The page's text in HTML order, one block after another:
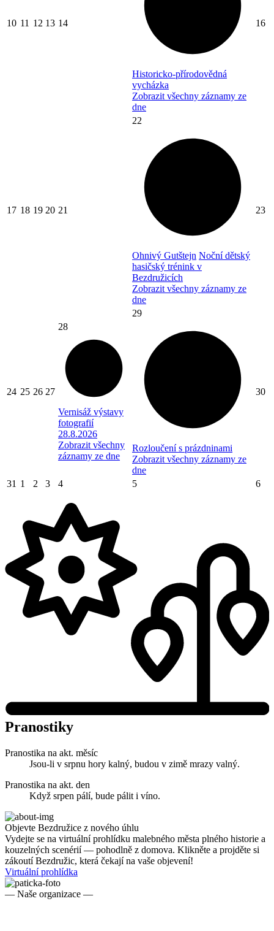
10 11 12 13 14
Historicko-přírodovědná
vycházka
Zobrazit všechny záznamy ze
dne
16
17 18 19 20 21
22
Ohnivý Gutštejn Noční dětský
hasičský trénink v
Bezdružicích
Zobrazit všechny záznamy ze
dne
23
24 25 26 27
28
Vernisáž výstavy
fotografií
28.8.2026
Zobrazit všechny
záznamy ze dne
29
Rozloučení s prázdninami
Zobrazit všechny záznamy ze
dne
30
31 1 2 3 4 5 6
Pranostiky
Pranostika na akt. měsíc
Jsou-li v srpnu hory kalný, budou v zimě mrazy valný.
Pranostika na akt. den
Když srpen pálí, bude pálit i víno.
Objevte Bezdružice z nového úhlu
Vydejte se na virtuální prohlídku malebného města plného historie a
kouzelných scenérií — pohodlně z domova. Klikněte a projděte si
zákoutí Bezdružic, která čekají na vaše objevení!
Virtuální prohlídka
— Naše organizace —